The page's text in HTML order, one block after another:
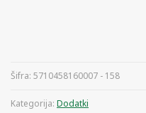
Šifra: 5710458160007 - 158
Kategorija: Dodatki